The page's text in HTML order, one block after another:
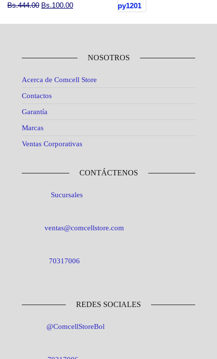
Bs.444.00 El precio original era: Bs.444.00.
Bs.100.00El precio actual es: Bs.100.00.
NOSOTROS
Acerca de Comcell Store
Contactos
Garantía
Marcas
Ventas Corporativas
CONTÁCTENOS
Sucursales
ventas@comcellstore.com
70317006
REDES SOCIALES
@ComcellStoreBol